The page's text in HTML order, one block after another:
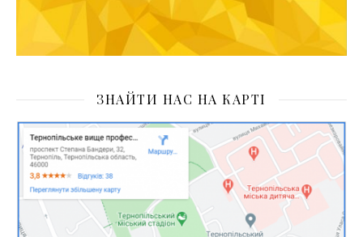
ЗНАЙТИ НАС НА КАРТІ